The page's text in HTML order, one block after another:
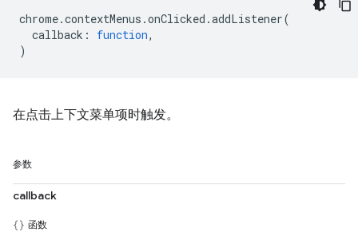
chrome.contextMenus .onClicked .addListener(
callback : function,
)
在点击上下文菜单项时触发。
参数
callback
函数